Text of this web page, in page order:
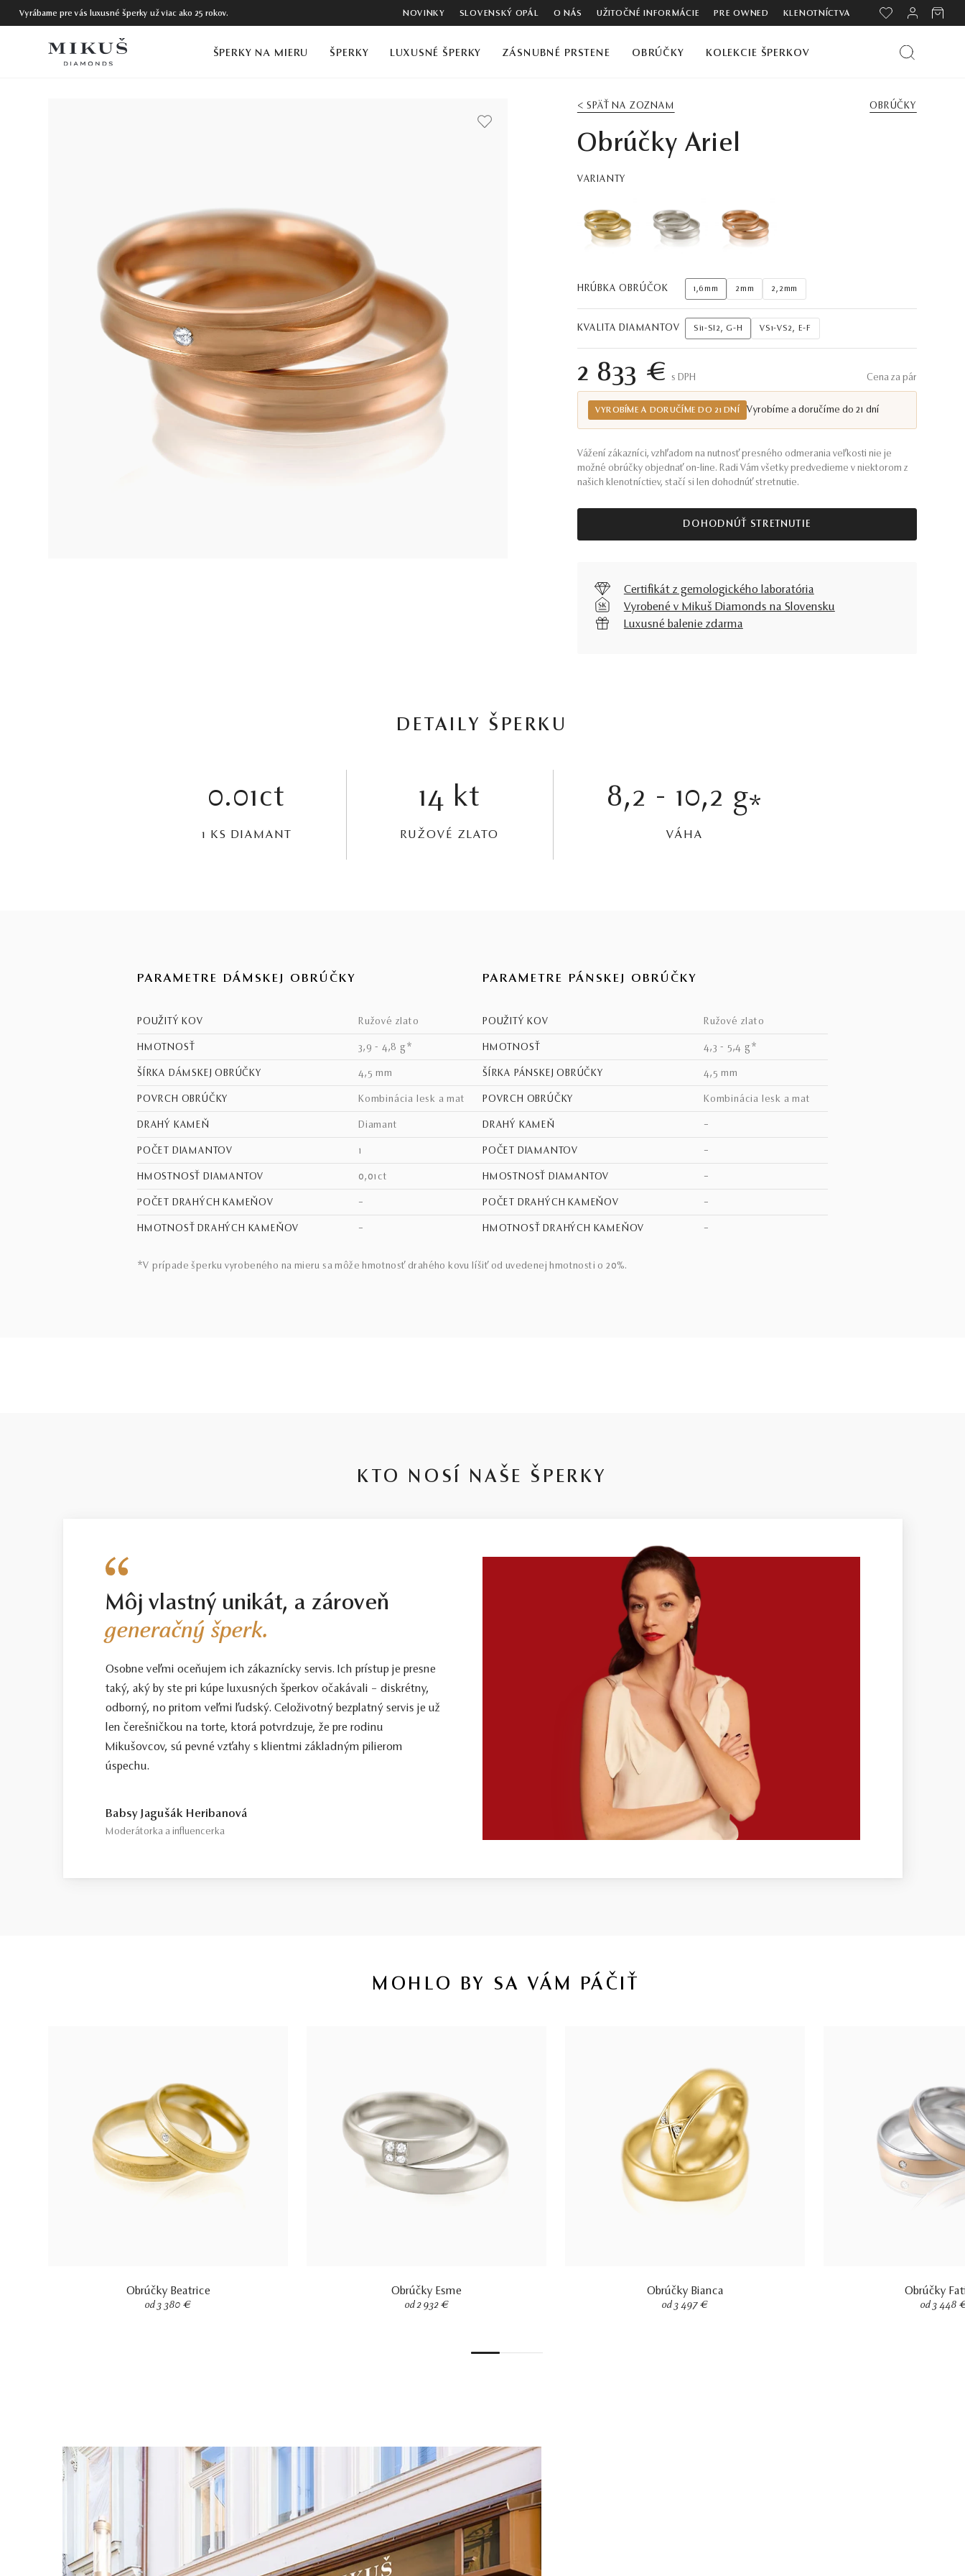
Vyrábame pre vás luxusné šperky už viac ako 25 rokov. NOVINKY SLOVENSKÝ OPÁL O NÁS UŽITOČNÉ INFORMÁCIE PRE OWNED KLENOTNÍCTVA
ŠPERKY NA MIERU ŠPERKY LUXUSNÉ ŠPERKY ZÁSNUBNÉ PRSTENE OBRÚČKY KOLEKCIE ŠPERKOV
< SPÄŤ NA ZOZNAM OBRÚČKY
Obrúčky Ariel
VARIANTY
HRÚBKA OBRÚČOK 1,6mm 2mm 2,2mm
KVALITA DIAMANTOV Si1-SI2, G-H VS1-VS2, E-F
2 833 € S DPH Cena za pár
VYROBÍME A DORUČÍME DO 21 DNÍ Vyrobíme a doručíme do 21 dní
Vážení zákazníci, vzhľadom na nutnosť presného odmerania veľkosti nie je
možné obrúčky objednať on-line. Radi Vám všetky predvedieme v niektorom z
našich klenotníctiev, stačí si len dohodnúť stretnutie.
DOHODNÚŤ STRETNUTIE
Certifikát z gemologického laboratória
Vyrobené v Mikuš Diamonds na Slovensku
Luxusné balenie zdarma
DETAILY ŠPERKU
0.01ct
1 KS DIAMANT
14 kt
RUŽOVÉ ZLATO
8,2 - 10,2 g*
VÁHA
PARAMETRE DÁMSKEJ OBRÚČKY
POUŽITÝ KOV ružové zlato
HMOTNOSŤ 3,9 - 4,8 g*
ŠÍRKA DÁMSKEJ OBRÚČKY 4,5 mm
POVRCH OBRÚČKY kombinácia lesk a mat
DRAHÝ KAMEŇ diamant
POČET DIAMANTOV 1
HMOSTNOSŤ DIAMANTOV 0,01ct
POČET DRAHÝCH KAMEŇOV –
HMOTNOSŤ DRAHÝCH KAMEŇOV –
PARAMETRE PÁNSKEJ OBRÚČKY
POUŽITÝ KOV ružové zlato
HMOTNOSŤ 4,3 - 5,4 g*
ŠÍRKA PÁNSKEJ OBRÚČKY 4,5 mm
POVRCH OBRÚČKY kombinácia lesk a mat
DRAHÝ KAMEŇ –
POČET DIAMANTOV –
HMOSTNOSŤ DIAMANTOV –
POČET DRAHÝCH KAMEŇOV –
HMOTNOSŤ DRAHÝCH KAMEŇOV –
*V prípade šperku vyrobeného na mieru sa môže hmotnosť drahého kovu líšiť od uvedenej hmotnosti o 20%.
KTO NOSÍ NAŠE ŠPERKY
Môj vlastný unikát, a zároveň
generačný šperk.
Osobne veľmi oceňujem ich zákaznícky servis. Ich prístup je presne
taký, aký by ste pri kúpe luxusných šperkov očakávali – diskrétny,
odborný, no pritom veľmi ľudský. Celoživotný bezplatný servis je už
len čerešničkou na torte, ktorá potvrdzuje, že pre rodinu
Mikušovcov, sú pevné vzťahy s klientmi základným pilierom
úspechu.
Babsy Jagušák Heribanová
Moderátorka a influencerka
MOHLO BY SA VÁM PÁČIŤ
Obrúčky Beatrice
od 3 380 €
Obrúčky Esme
od 2 932 €
Obrúčky Bianca
od 3 497 €
Obrúčky
od 3 448